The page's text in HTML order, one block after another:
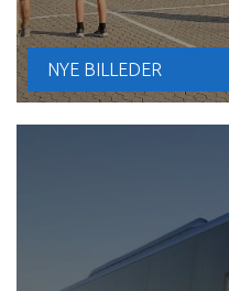
NYE BILLEDER